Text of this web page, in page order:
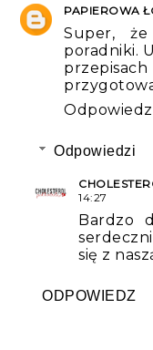
PAPIEROWA
Super,
poradniki.
Odpowiedz
Odpowiedzi
14:27
Bardzo
się z
ODPOWIEDZ